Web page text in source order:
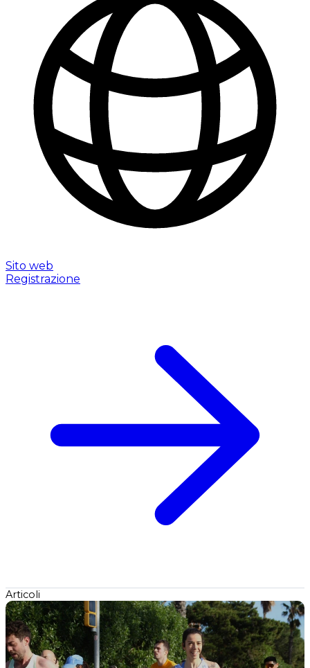
Sito web
Registrazione
Articoli